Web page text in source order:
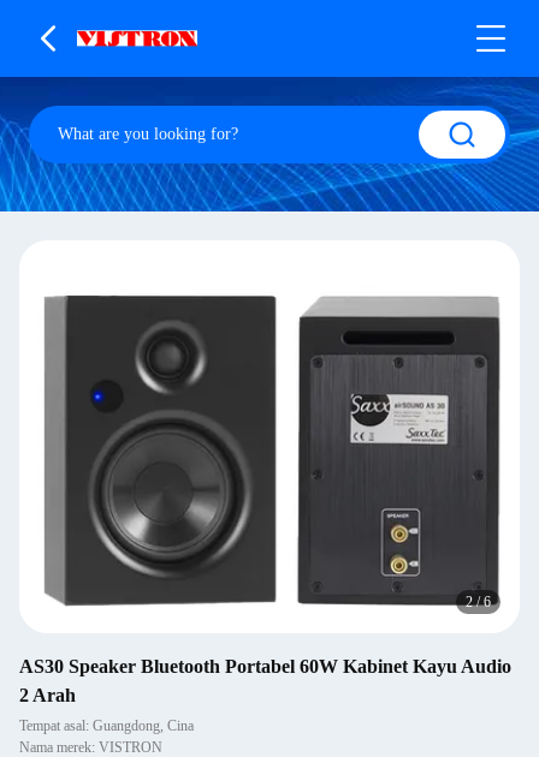
2/6
AS30 Speaker Bluetooth Portabel 60W Kabinet Kayu Audio
2 Arah
Tempat asal: Guangdong, Cina
Nama merek: VISTRON